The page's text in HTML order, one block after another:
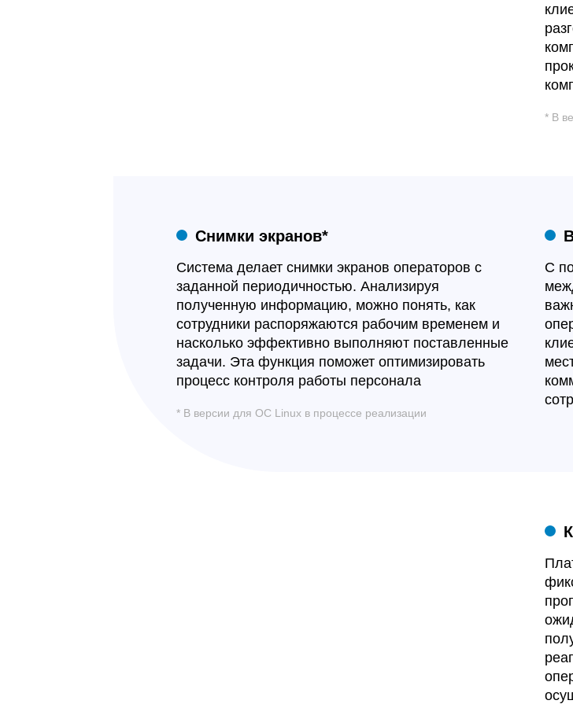
* В
Снимки экранов*
Система делает снимки экранов операторов с
заданной периодичностью. Анализируя
полученную информацию, можно понять, как
сотрудники распоряжаются рабочим временем и
насколько эффективно выполняют поставленные
задачи. Эта функция поможет оптимизировать
процесс контроля работы персонала
* В версии для ОС Linux в процессе реализации
С